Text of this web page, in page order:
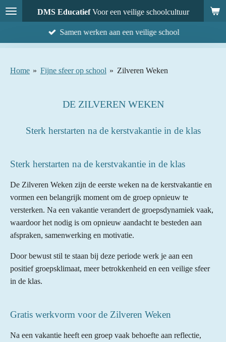
Ga
direct
DMS EducatiefVoor een veilige schoolcultuur
Samen werken aan een veilige school
Home » Fijne sfeer op school » Zilveren Weken
DE ZILVEREN WEKEN
Sterk herstarten na de kerstvakantie in de klas
Sterk herstarten na de kerstvakantie in de klas
De Zilveren Weken zijn de eerste weken na de kerstvakantie en
vormen een belangrijk moment om de groep opnieuw te
versterken. Na een vakantie verandert de groepsdynamiek vaak,
waardoor het nodig is om opnieuw aandacht te besteden aan
afspraken, samenwerking en motivatie.
Door bewust stil te staan bij deze periode werk je aan een
positief groepsklimaat, meer betrokkenheid en een veilige sfeer
in de klas.
Gratis werkvorm voor de Zilveren Weken
Na een vakantie heeft een groep vaak behoefte aan reflectie,